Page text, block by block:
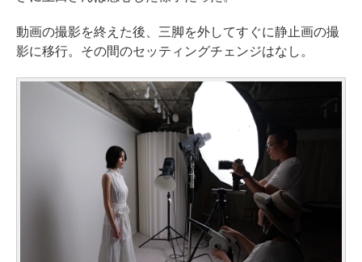
動画の撮影を終えた後、三脚を外してすぐに静止画の撮
影に移行。その間のセッティングチェンジはなし。